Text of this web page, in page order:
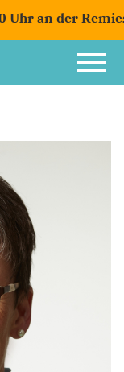
an der